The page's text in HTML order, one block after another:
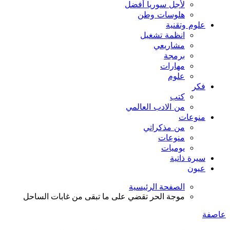
لأجل سوريا أفضل
هلوسات وطن
علوم وتقنية
انظمة تشغيل
مشاريعي
برمجة
مهارات
علوم
فكر
كتب
من الادب العالمي
منوعات
من مذكراتي
منوعات
يوميات
سيرة ذاتية
عيون
الصفحة الرئيسية
موجة الحر تقضي على ما تبقى من غابات الساحل
عاصفة